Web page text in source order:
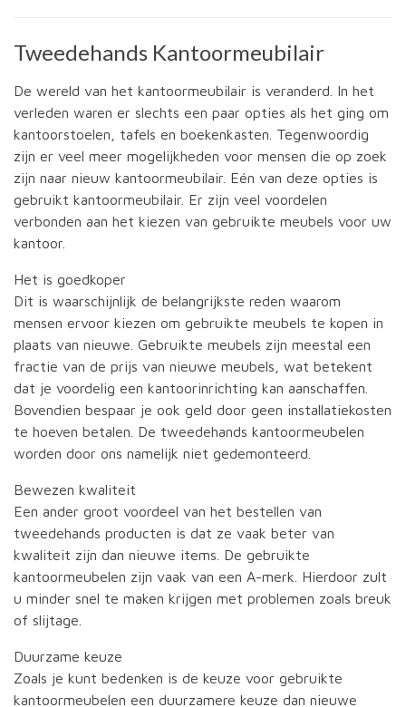
Tweedehands Kantoormeubilair
De wereld van het kantoormeubilair is veranderd. In het
verleden waren er slechts een paar opties als het ging om
kantoorstoelen, tafels en boekenkasten. Tegenwoordig
zijn er veel meer mogelijkheden voor mensen die op zoek
zijn naar nieuw kantoormeubilair. Eén van deze opties is
gebruikt kantoormeubilair. Er zijn veel voordelen
verbonden aan het kiezen van gebruikte meubels voor uw
kantoor.
Het is goedkoper
Dit is waarschijnlijk de belangrijkste reden waarom
mensen ervoor kiezen om gebruikte meubels te kopen in
plaats van nieuwe. Gebruikte meubels zijn meestal een
fractie van de prijs van nieuwe meubels, wat betekent
dat je voordelig een kantoorinrichting kan aanschaffen.
Bovendien bespaar je ook geld door geen installatiekosten
te hoeven betalen. De tweedehands kantoormeubelen
worden door ons namelijk niet gedemonteerd.
Bewezen kwaliteit
Een ander groot voordeel van het bestellen van
tweedehands producten is dat ze vaak beter van
kwaliteit zijn dan nieuwe items. De gebruikte
kantoormeubelen zijn vaak van een A-merk. Hierdoor zult
u minder snel te maken krijgen met problemen zoals breuk
of slijtage.
Duurzame keuze
Zoals je kunt bedenken is de keuze voor gebruikte
kantoormeubelen een duurzamere keuze dan nieuwe